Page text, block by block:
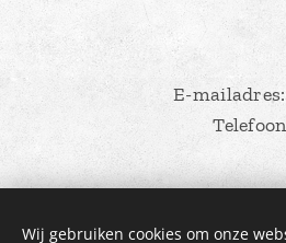
E-
Wij gebruiken cookies om onze